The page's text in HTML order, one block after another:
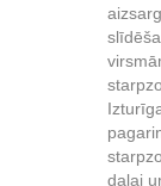
daļai